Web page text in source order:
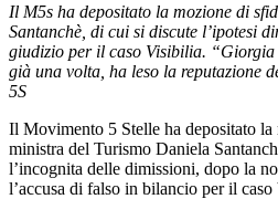
Il M5s ha depositato la mozione di
Santanchè, di cui si discute l’ipotesi
giudizio per il caso Visibilia. “Giorgia
già una volta, ha leso la reputazione
5S
Il Movimento 5 Stelle ha depositato
ministra del Turismo Daniela
l’incognita delle dimissioni, dopo la
l’accusa di falso in bilancio per il